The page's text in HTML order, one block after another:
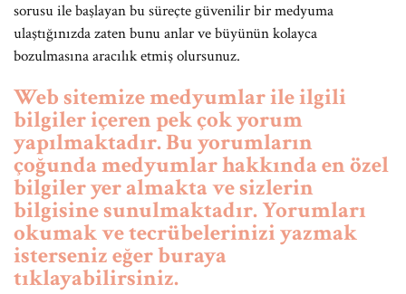
sorusu ile başlayan bu süreçte güvenilir bir medyuma
ulaştığınızda zaten bunu anlar ve büyünün kolayca
bozulmasına aracılık etmiş olursunuz.
Web sitemize medyumlar ile ilgili
bilgiler içeren pek çok yorum
yapılmaktadır. Bu yorumların
çoğunda medyumlar hakkında en özel
bilgiler yer almakta ve sizlerin
bilgisine sunulmaktadır. Yorumları
okumak ve tecrübelerinizi yazmak
isterseniz eğer buraya
tıklayabilirsiniz.